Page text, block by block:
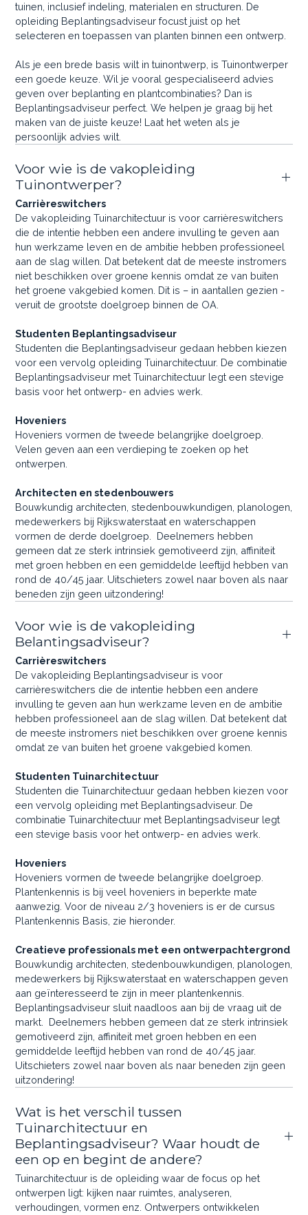
tuinen, inclusief indeling, materialen en structuren. De
opleiding Beplantingsadviseur focust juist op het
selecteren en toepassen van planten binnen een ontwerp.
Als je een brede basis wilt in tuinontwerp, is Tuinontwerper
een goede keuze. Wil je vooral gespecialiseerd advies
geven over beplanting en plantcombinaties? Dan is
Beplantingsadviseur perfect. We helpen je graag bij het
maken van de juiste keuze! Laat het weten als je
persoonlijk advies wilt.
Voor wie is de vakopleiding
Tuinontwerper?
Carrièreswitchers
De vakopleiding Tuinarchitectuur is voor carrièreswitchers
die de intentie hebben een andere invulling te geven aan
hun werkzame leven en de ambitie hebben professioneel
aan de slag willen. Dat betekent dat de meeste instromers
niet beschikken over groene kennis omdat ze van buiten
het groene vakgebied komen. Dit is – in aantallen gezien -
veruit de grootste doelgroep binnen de OA.
Studenten Beplantingsadviseur
Studenten die Beplantingsadviseur gedaan hebben kiezen
voor een vervolg opleiding Tuinarchitectuur. De combinatie
Beplantingsadviseur met Tuinarchitectuur legt een stevige
basis voor het ontwerp- en advies werk.
Hoveniers
Hoveniers vormen de tweede belangrijke doelgroep.
Velen geven aan een verdieping te zoeken op het
ontwerpen.
Architecten en stedenbouwers
Bouwkundig architecten, stedenbouwkundigen, planologen,
medewerkers bij Rijkswaterstaat en waterschappen
vormen de derde doelgroep. Deelnemers hebben
gemeen dat ze sterk intrinsiek gemotiveerd zijn, affiniteit
met groen hebben en een gemiddelde leeftijd hebben van
rond de 40/45 jaar. Uitschieters zowel naar boven als naar
beneden zijn geen uitzondering!
Voor wie is de vakopleiding
Belantingsadviseur?
Carrièreswitchers
De vakopleiding Beplantingsadviseur is voor
carrièreswitchers die de intentie hebben een andere
invulling te geven aan hun werkzame leven en de ambitie
hebben professioneel aan de slag willen. Dat betekent dat
de meeste instromers niet beschikken over groene kennis
omdat ze van buiten het groene vakgebied komen.
Studenten Tuinarchitectuur
Studenten die Tuinarchitectuur gedaan hebben kiezen voor
een vervolg opleiding met Beplantingsadviseur. De
combinatie Tuinarchitectuur met Beplantingsadviseur legt
een stevige basis voor het ontwerp- en advies werk.
Hoveniers
Hoveniers vormen de tweede belangrijke doelgroep.
Plantenkennis is bij veel hoveniers in beperkte mate
aanwezig. Voor de niveau 2/3 hoveniers is er de cursus
Plantenkennis Basis, zie hieronder.
Creatieve professionals met een ontwerpachtergrond
Bouwkundig architecten, stedenbouwkundigen, planologen,
medewerkers bij Rijkswaterstaat en waterschappen geven
aan geïnteresseerd te zijn in meer plantenkennis.
Beplantingsadviseur sluit naadloos aan bij de vraag uit de
markt. Deelnemers hebben gemeen dat ze sterk intrinsiek
gemotiveerd zijn, affiniteit met groen hebben en een
gemiddelde leeftijd hebben van rond de 40/45 jaar.
Uitschieters zowel naar boven als naar beneden zijn geen
uitzondering!
Wat is het verschil tussen
Tuinarchitectuur en
Beplantingsadviseur? Waar houdt de
een op en begint de andere?
Tuinarchitectuur is de opleiding waar de focus op het
ontwerpen ligt: kijken naar ruimtes, analyseren,
verhoudingen, vormen enz. Ontwerpers ontwikkelen